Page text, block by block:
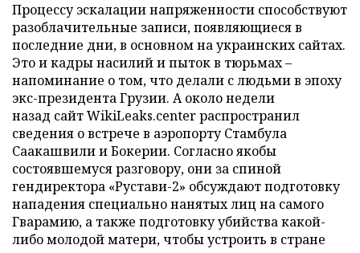
Процессу эскалации напряженности способствуют
разоблачительные записи, появляющиеся в
последние дни, в основном на украинских сайтах.
Это и кадры насилий и пыток в тюрьмах –
напоминание о том, что делали с людьми в эпоху
экс-президента Грузии. А около недели
назад сайт WikiLeaks.center распространил
сведения о встрече в аэропорту Стамбула
Саакашвили и Бокерии. Согласно якобы
состоявшемуся разговору, они за спиной
гендиректора «Рустави-2» обсуждают подготовку
нападения специально нанятых лиц на самого
Гварамию, а также подготовку убийства какой-
либо молодой матери, чтобы устроить в стране